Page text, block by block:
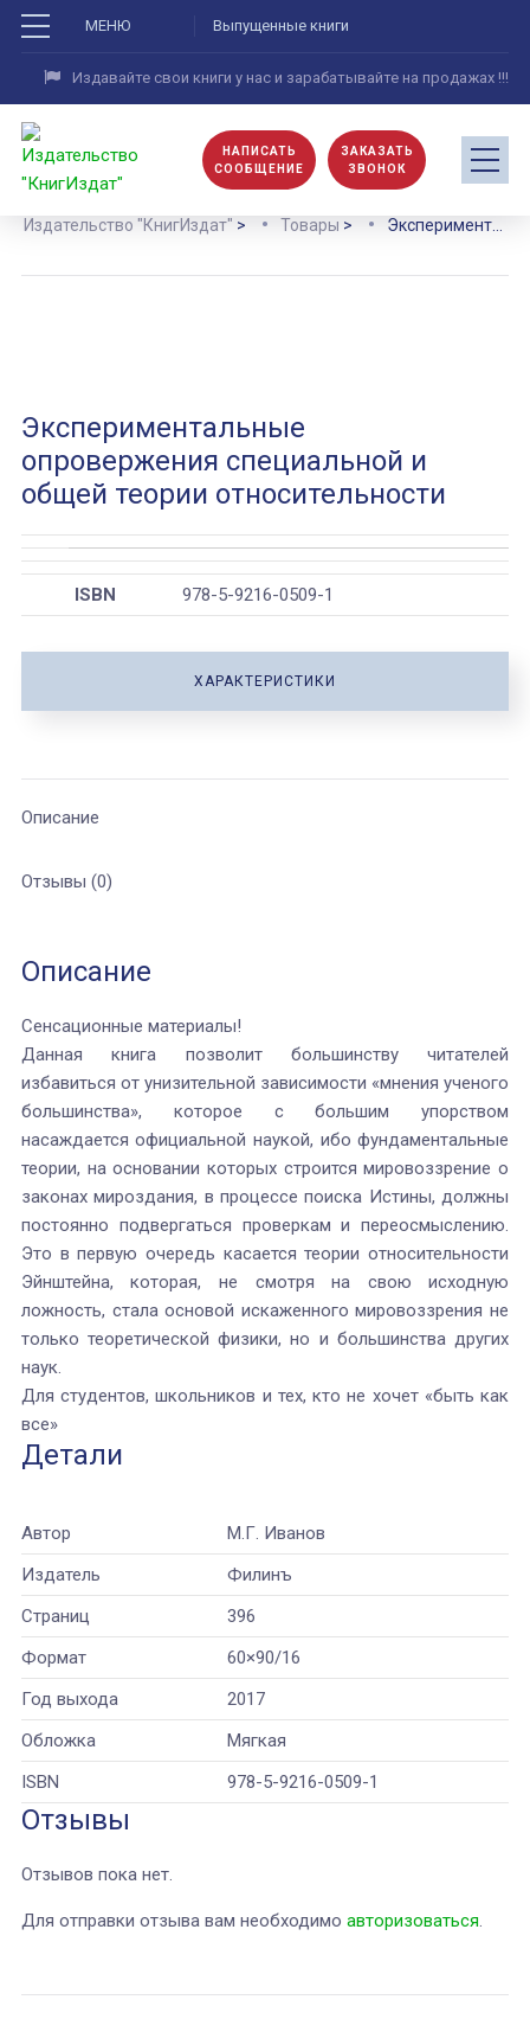
МЕНЮ Выпущенные книги
Издавайте свои книги у нас и зарабатывайте на продажах !!!
НАПИСАТЬ
СООБЩЕНИЕ
ЗАКАЗАТЬ
ЗВОНОК
Издательство "КнигИздат" > Товары > Экспериментальные опровержения специальной и общей теории относительности
Экспериментальные
опровержения специальной и
общей теории относительности
ISBN 978-5-9216-0509-1
ХАРАКТЕРИСТИКИ
Описание
Отзывы (0)
Описание
Сенсационные материалы!
Данная книга позволит большинству читателей
избавиться от унизительной зависимости «мнения ученого
большинства», которое с большим упорством
насаждается официальной наукой, ибо фундаментальные
теории, на основании которых строится мировоззрение о
законах мироздания, в процессе поиска Истины, должны
постоянно подвергаться проверкам и переосмыслению.
Это в первую очередь касается теории относительности
Эйнштейна, которая, не смотря на свою исходную
ложность, стала основой искаженного мировоззрения не
только теоретической физики, но и большинства других
наук.
Для студентов, школьников и тех, кто не хочет «быть как
все»
Детали
Автор
М.Г. Иванов
Издатель
Филинъ
Страниц
396
Формат
60×90/16
Год выхода
2017
Обложка
Мягкая
ISBN
978-5-9216-0509-1
Отзывы
Отзывов пока нет.
Для отправки отзыва вам необходимо авторизоваться.